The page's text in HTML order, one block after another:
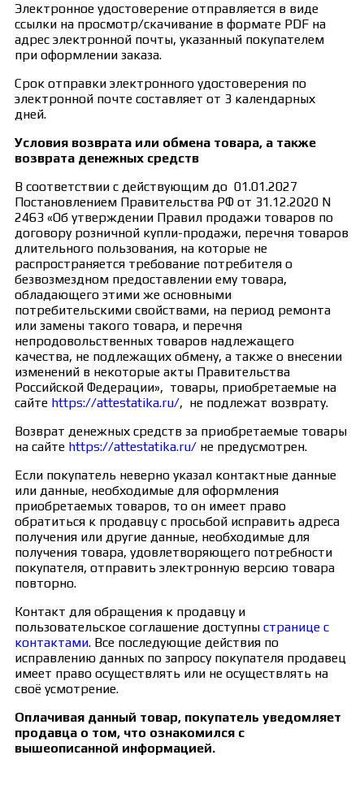
Электронное удостоверение отправляется в виде
ссылки на просмотр/скачивание в формате PDF на
адрес электронной почты, указанный покупателем
при оформлении заказа.
Срок отправки электронного удостоверения по
электронной почте составляет от 3 календарных
дней.
Условия возврата или обмена товара, а также
возврата денежных средств
В соответствии с действующим до 01.01.2027
Постановлением Правительства РФ от 31.12.2020 N
2463 «Об утверждении Правил продажи товаров по
договору розничной купли-продажи, перечня товаров
длительного пользования, на которые не
распространяется требование потребителя о
безвозмездном предоставлении ему товара,
обладающего этими же основными
потребительскими свойствами, на период ремонта
или замены такого товара, и перечня
непродовольственных товаров надлежащего
качества, не подлежащих обмену, а также о внесении
изменений в некоторые акты Правительства
Российской Федерации», товары, приобретаемые на
сайте https://attestatika.ru/, не подлежат возврату.
Возврат денежных средств за приобретаемые товары
на сайте https://attestatika.ru/ не предусмотрен.
Если покупатель неверно указал контактные данные
или данные, необходимые для оформления
приобретаемых товаров, то он имеет право
обратиться к продавцу с просьбой исправить адреса
получения или другие данные, необходимые для
получения товара, удовлетворяющего потребности
покупателя, отправить электронную версию товара
повторно.
Контакт для обращения к продавцу и
пользовательское соглашение доступны странице с
контактами. Все последующие действия по
исправлению данных по запросу покупателя продавец
имеет право осуществлять или не осуществлять на
своё усмотрение.
Оплачивая данный товар, покупатель уведомляет
продавца о том, что ознакомился с
вышеописанной информацией.